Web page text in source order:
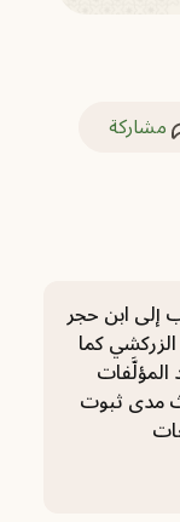
مشاركة
إلى ابن حجر
كما
المؤلَّفات
مدى ثبوت